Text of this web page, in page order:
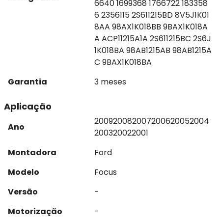
6640 1699368 1766722 183358
6 2356115 2S611215BD 8V5J1K01
8AA 98AX1K018BB 9BAX1K018A
A ACP11215A1A 2S611215BC 2S6J
1K018BA 98AB1215AB 98AB1215A
C 9BAX1K018BA
Garantia
3 meses
Aplicação
Ano
200920082007200620052004
200320022001
Montadora
Ford
Modelo
Focus
Versão
-
Motorização
-